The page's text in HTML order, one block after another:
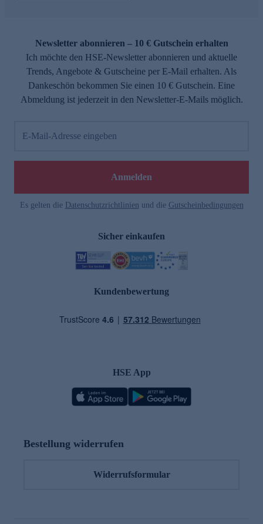
Newsletter abonnieren – 10 € Gutschein erhalten
Ich möchte den HSE-Newsletter abonnieren und aktuelle
Trends, Angebote & Gutscheine per E-Mail erhalten. Als
Dankeschön bekommen Sie einen 10 € Gutschein. Eine
Abmeldung ist jederzeit in den Newsletter-E-Mails möglich.
E-Mail-Adresse eingeben
Anmelden
Es gelten die Datenschutzrichtlinien und die Gutscheinbedingungen
Sicher einkaufen
Kundenbewertung
HSE App
Bestellung widerrufen
Widerrufsformular